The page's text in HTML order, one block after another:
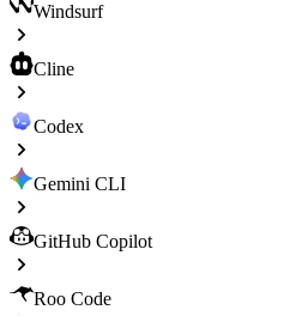
Windsurf
Cline
Codex
Gemini CLI
GitHub Copilot
Roo Code